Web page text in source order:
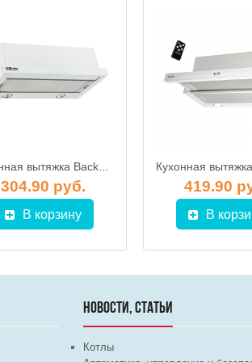
Кухонная вытяжка Backer TH 60L-2F70-WG
304.90 руб.
В корзину
419.90
В
НОВОСТИ, СТАТЬИ
Котлы